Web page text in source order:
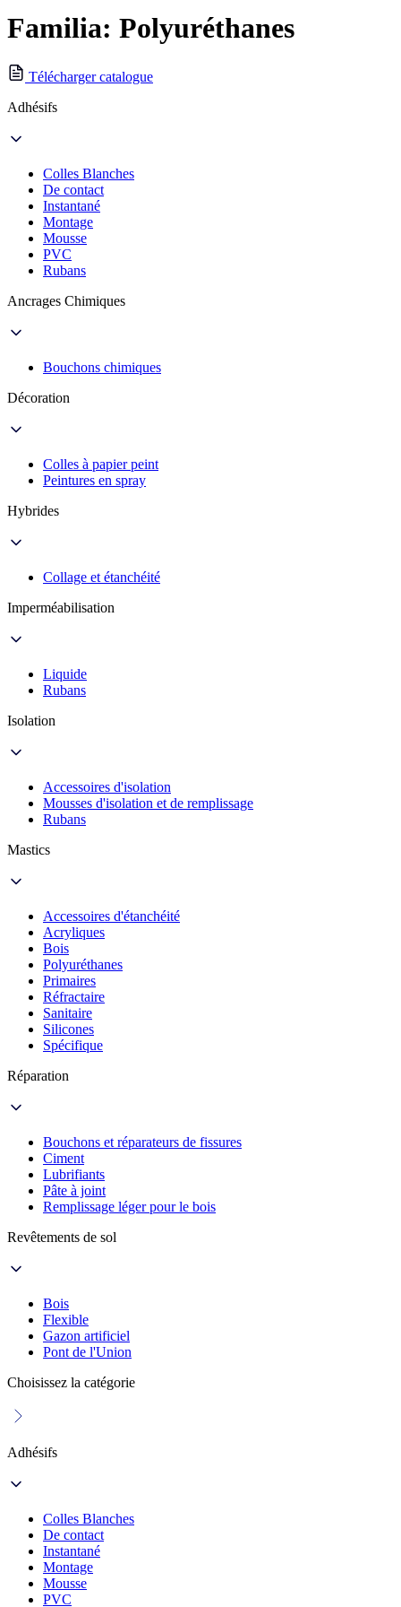
Familia: Polyuréthanes
Télécharger catalogue
Adhésifs
Colles Blanches
De contact
Instantané
Montage
Mousse
PVC
Rubans
Ancrages Chimiques
Bouchons chimiques
Décoration
Colles à papier peint
Peintures en spray
Hybrides
Collage et étanchéité
Imperméabilisation
Liquide
Rubans
Isolation
Accessoires d'isolation
Mousses d'isolation et de remplissage
Rubans
Mastics
Accessoires d'étanchéité
Acryliques
Bois
Polyuréthanes
Primaires
Réfractaire
Sanitaire
Silicones
Spécifique
Réparation
Bouchons et réparateurs de fissures
Ciment
Lubrifiants
Pâte à joint
Remplissage léger pour le bois
Revêtements de sol
Bois
Flexible
Gazon artificiel
Pont de l'Union
Choisissez la catégorie
Adhésifs
Colles Blanches
De contact
Instantané
Montage
Mousse
PVC